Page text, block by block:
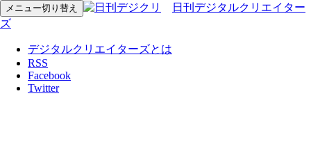
メニュー切り替え
日刊デジタルクリエイター
ズ
デジタルクリエイターズとは
RSS
Facebook
Twitter